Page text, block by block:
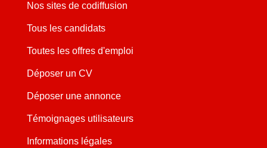
Nos sites de codiffusion
Tous les candidats
Toutes les offres d'emploi
Déposer un CV
Déposer une annonce
Témoignages utilisateurs
Informations légales